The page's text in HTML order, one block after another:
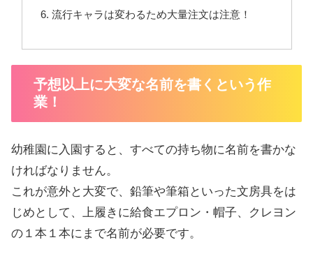
流行キャラは変わるため大量注文は注意！
予想以上に大変な名前を書くという作
業！
幼稚園に入園すると、すべての持ち物に名前を書かな
ければなりません。
これが意外と大変で、鉛筆や筆箱といった文房具をは
じめとして、上履きに給食エプロン・帽子、クレヨン
の１本１本にまで名前が必要です。